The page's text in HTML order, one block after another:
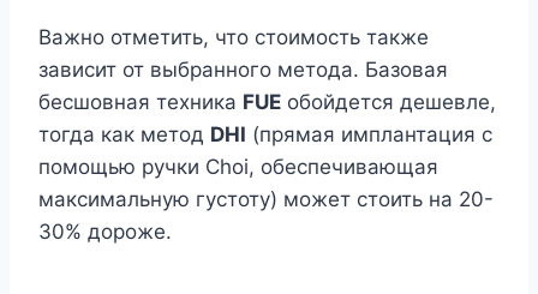
Важно отметить, что стоимость также
зависит от выбранного метода. Базовая
бесшовная техника FUE обойдется дешевле,
тогда как метод DHI (прямая имплантация с
помощью ручки Choi, обеспечивающая
максимальную густоту) может стоить на 20-
30% дороже.